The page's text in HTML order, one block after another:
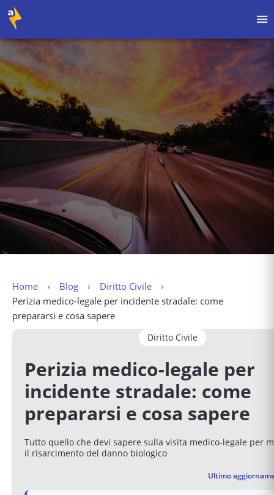
Home Blog
Diritto Civile
Perizia medico-legale per incidente stradale: come
prepararsi e cosa sapere
Diritto Civile
Perizia medico-legale per
incidente stradale: come
prepararsi e cosa sapere
Tutto quello che devi sapere sulla visita medico-legale per
il risarcimento del danno biologico
Ultimo